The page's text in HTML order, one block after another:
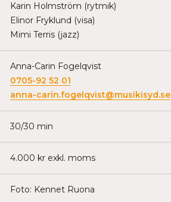
Karin Holmström (rytmik)
Elinor Fryklund (visa)
Mimi Terris (jazz)
Anna-Carin Fogelqvist
0705-92 52 01
anna-carin.fogelqvist@musikisyd.se
30/30 min
4.000 kr exkl. moms
Foto: Kennet Ruona